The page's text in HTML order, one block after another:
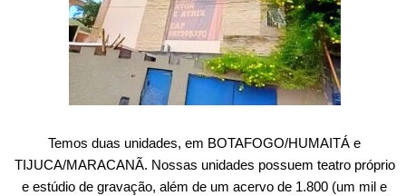
Temos duas unidades, em BOTAFOGO/HUMAITÁ e
TIJUCA/MARACANÃ. Nossas unidades possuem teatro próprio
e estúdio de gravação, além de um acervo de 1.800 (um mil e